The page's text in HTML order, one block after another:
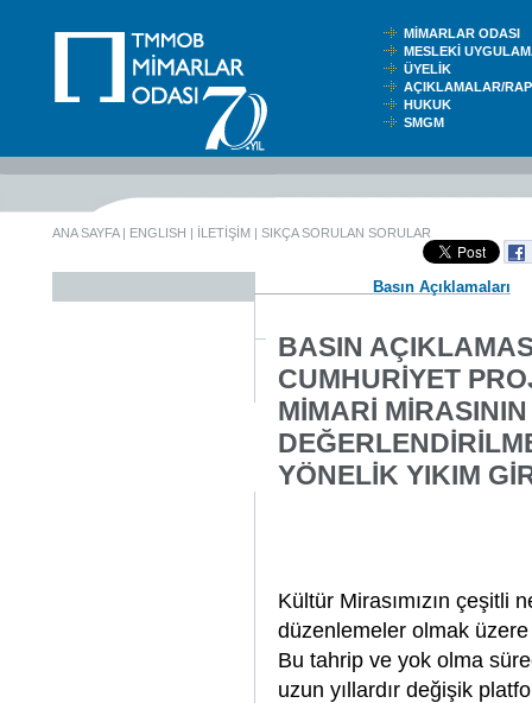
MİMARLAR ODASI
MESLEKİ
ÜYELİK
AÇIKLAMALAR/
HUKUK
SMGM
ANA SAYFA| ENGLISH | İLETİŞİM | SIKÇA SORULAN SORULAR
Basın Açıklamaları
BASIN
CUMHURİYET
MİMARİ
YÖNELİK YIKIM
Kültür Mirasımızın çeşitli
düzenlemeler olmak
Bu tahrip ve yok olma
uzun yıllardır değişik